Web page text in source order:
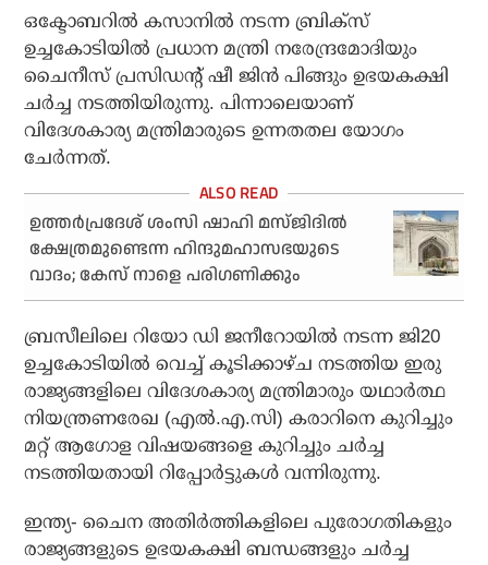
ഒക്ടോബറില്‍ കസാനില്‍ നടന്ന ബ്രിക്‌സ്
ഉച്ചകോടിയില്‍ പ്രധാന മന്ത്രി നരേന്ദ്രമോദിയും
ചൈനീസ് പ്രസിഡന്റ് ഷീ ജിന്‍ പിങ്ങും ഉഭയകക്ഷി
ചര്‍ച്ച നടത്തിയിരുന്നു. പിന്നാലെയാണ്
വിദേശകാര്യ മന്ത്രിമാരുടെ ഉന്നതതല യോഗം
ചേര്‍ന്നത്.
ഉത്തര്‍പ്രദേശ് ശംസി ഷാഹി മസ്ജിദില്‍
ക്ഷേത്രമുണ്ടെന്ന ഹിന്ദുമഹാസഭയുടെ
വാദം; കേസ് നാളെ പരിഗണിക്കും
ബ്രസീലിലെ റിയോ ഡി ജനീറോയില്‍ നടന്ന ജി20
ഉച്ചകോടിയില്‍ വെച്ച് കൂടിക്കാഴ്ച നടത്തിയ ഇരു
രാജ്യങ്ങളിലെ വിദേശകാര്യ മന്ത്രിമാരും യഥാര്‍ത്ഥ
നിയന്ത്രണരേഖ (എല്‍.എ.സി) കരാറിനെ കുറിച്ചും
മറ്റ് ആഗോള വിഷയങ്ങളെ കുറിച്ചും ചര്‍ച്ച
നടത്തിയതായി റിപ്പോര്‍ട്ടുകള്‍ വന്നിരുന്നു.
ഇന്ത്യ- ചൈന അതിര്‍ത്തികളിലെ പുരോഗതികളും
രാജ്യങ്ങളുടെ ഉഭയകക്ഷി ബന്ധങ്ങളും ചര്‍ച്ച